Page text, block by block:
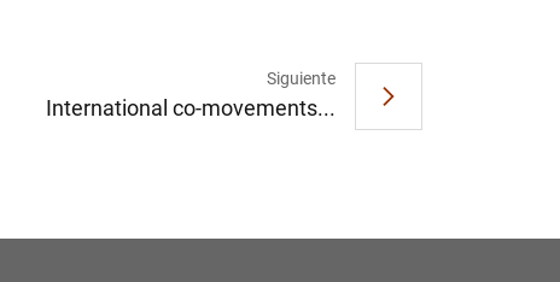
Siguiente
International co-movements...